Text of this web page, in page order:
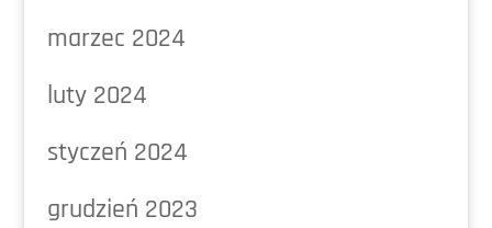
marzec 2024
luty 2024
styczeń 2024
grudzień 2023